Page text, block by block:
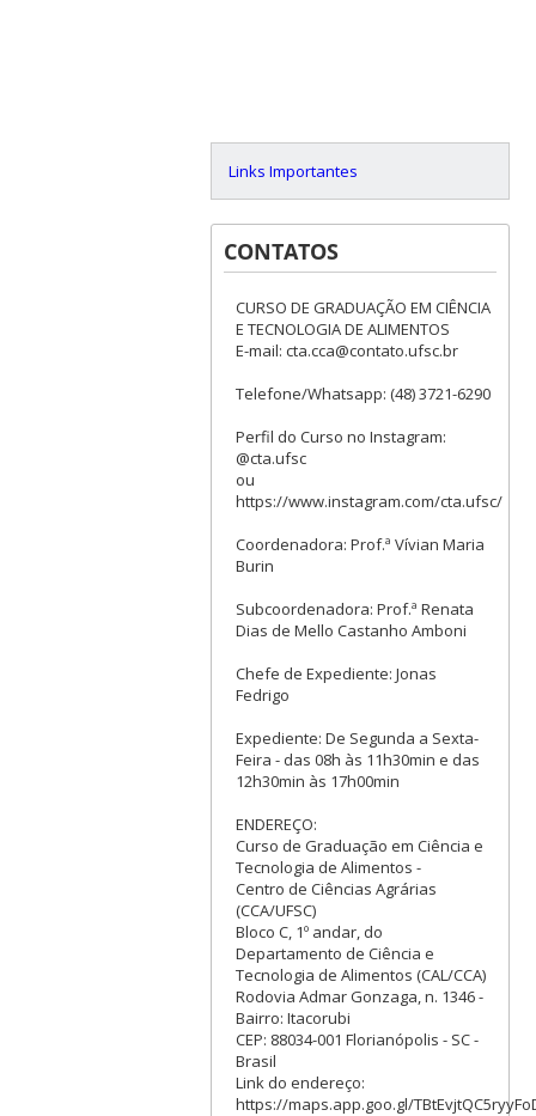
Links Importantes
CONTATOS
CURSO DE GRADUAÇÃO EM CIÊNCIA
E TECNOLOGIA DE ALIMENTOS
E-mail: cta.cca@contato.ufsc.br
Telefone/Whatsapp: (48) 3721-6290
Perfil do Curso no Instagram:
@cta.ufsc
ou
https://www.instagram.com/cta.ufsc/
Coordenadora: Prof.ª Vívian Maria
Burin
Subcoordenadora: Prof.ª Renata
Dias de Mello Castanho Amboni
Chefe de Expediente: Jonas
Fedrigo
Expediente: De Segunda a Sexta-
Feira - das 08h às 11h30min e das
12h30min às 17h00min
ENDEREÇO:
Curso de Graduação em Ciência e
Tecnologia de Alimentos -
Centro de Ciências Agrárias
(CCA/UFSC)
Bloco C, 1º andar, do
Departamento de Ciência e
Tecnologia de Alimentos (CAL/CCA)
Rodovia Admar Gonzaga, n. 1346 -
Bairro: Itacorubi
CEP: 88034-001 Florianópolis - SC -
Brasil
Link do endereço:
https://maps.app.goo.gl/